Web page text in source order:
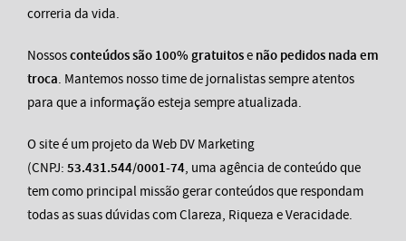
correria da vida.
Nossosconteúdos são 100% gratuitose não pedidos nada em
troca. Mantemos nosso time de jornalistas sempre atentos
para que a informação esteja sempre atualizada.
O site é um projeto da Web DV Marketing
(CNPJ: 53.431.544/0001-74, uma agência de conteúdo que
tem como principal missão gerar conteúdos que respondam
todas as suas dúvidas com Clareza, Riqueza e Veracidade.